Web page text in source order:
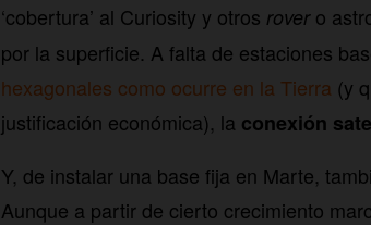
‘cobertura’ al Curiosity y otros rover o
por la superficie. A falta de estaciones
hexagonales como ocurre en la Tierra (y
justificación económica), la conexión
Y, de instalar una base fija en Marte,
Aunque a partir de cierto crecimiento